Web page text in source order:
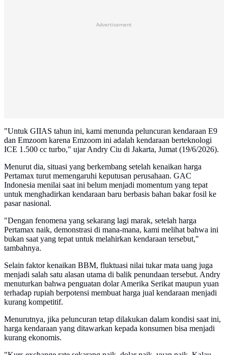
Advertisement
"Untuk GIIAS tahun ini, kami menunda peluncuran kendaraan E9
dan Emzoom karena Emzoom ini adalah kendaraan berteknologi
ICE 1.500 cc turbo," ujar Andry Ciu di Jakarta, Jumat (19/6/2026).
Menurut dia, situasi yang berkembang setelah kenaikan harga
Pertamax turut memengaruhi keputusan perusahaan. GAC
Indonesia menilai saat ini belum menjadi momentum yang tepat
untuk menghadirkan kendaraan baru berbasis bahan bakar fosil ke
pasar nasional.
"Dengan fenomena yang sekarang lagi marak, setelah harga
Pertamax naik, demonstrasi di mana-mana, kami melihat bahwa ini
bukan saat yang tepat untuk melahirkan kendaraan tersebut,"
tambahnya.
Selain faktor kenaikan BBM, fluktuasi nilai tukar mata uang juga
menjadi salah satu alasan utama di balik penundaan tersebut. Andry
menuturkan bahwa penguatan dolar Amerika Serikat maupun yuan
terhadap rupiah berpotensi membuat harga jual kendaraan menjadi
kurang kompetitif.
Menurutnya, jika peluncuran tetap dilakukan dalam kondisi saat ini,
harga kendaraan yang ditawarkan kepada konsumen bisa menjadi
kurang ekonomis.